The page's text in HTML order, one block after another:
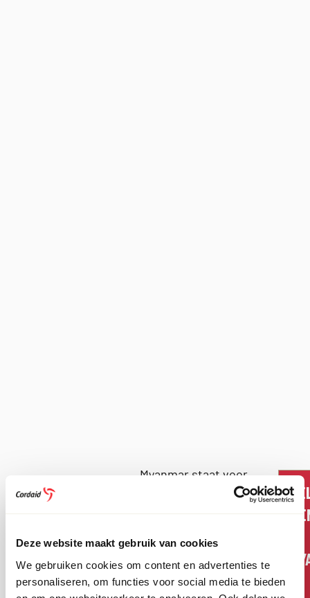
Deze website maakt gebruik van cookies
We gebruiken cookies om content en advertenties te
personaliseren, om functies voor social media te bieden
ACTIEF IN
SINDS
2008
Myanmar staat voor
land heeft moeite
politieke stabiliteit
te bereiken en loopt